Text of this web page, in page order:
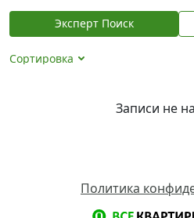
Эксперт Поиск
Сортировка
Записи не
Политика